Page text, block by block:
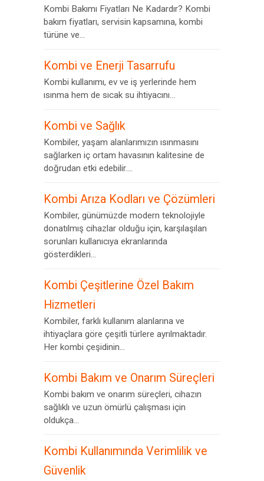
Kombi Bakımı Fiyatları Ne Kadardır? Kombi
bakım fiyatları, servisin kapsamına, kombi
türüne ve...
Kombi ve Enerji Tasarrufu
Kombi kullanımı, ev ve iş yerlerinde hem
ısınma hem de sıcak su ihtiyacını...
Kombi ve Sağlık
Kombiler, yaşam alanlarımızın ısınmasını
sağlarken iç ortam havasının kalitesine de
doğrudan etki edebilir....
Kombi Arıza Kodları ve Çözümleri
Kombiler, günümüzde modern teknolojiyle
donatılmış cihazlar olduğu için, karşılaşılan
sorunları kullanıcıya ekranlarında
gösterdikleri...
Kombi Çeşitlerine Özel Bakım
Hizmetleri
Kombiler, farklı kullanım alanlarına ve
ihtiyaçlara göre çeşitli türlere ayrılmaktadır.
Her kombi çeşidinin...
Kombi Bakım ve Onarım Süreçleri
Kombi bakım ve onarım süreçleri, cihazın
sağlıklı ve uzun ömürlü çalışması için
oldukça...
Kombi Kullanımında Verimlilik ve
Güvenlik